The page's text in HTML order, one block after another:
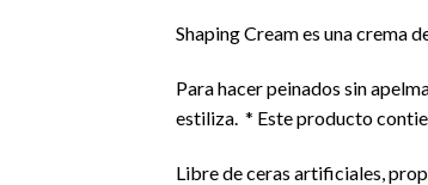
Shaping Cream es una crema
Para hacer peinados sin
estiliza. * Este producto
Libre de ceras artificiales,